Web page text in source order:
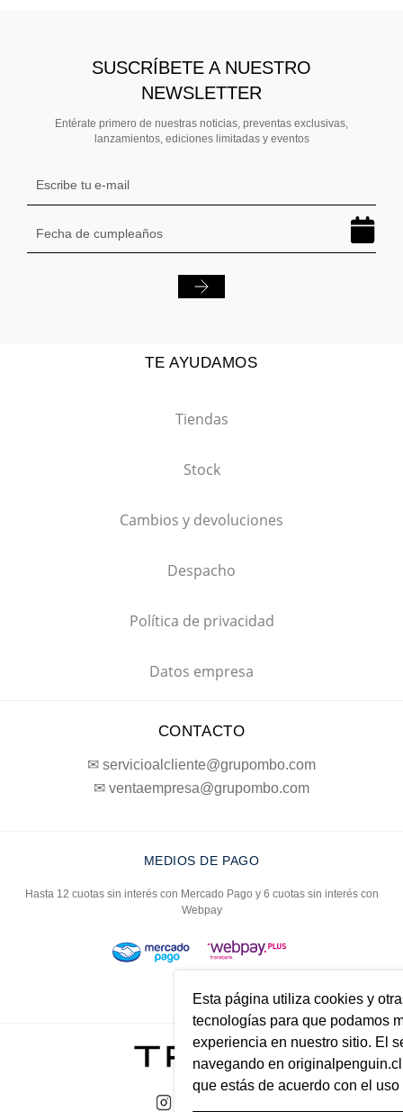
SUSCRÍBETE A NUESTRO
NEWSLETTER
Entérate primero de nuestras noticias, preventas exclusivas,
lanzamientos, ediciones limitadas y eventos
TE AYUDAMOS
Tiendas
Stock
Cambios y devoluciones
Despacho
Política de privacidad
Datos empresa
CONTACTO
✉ servicioalcliente@grupombo.com
✉ ventaempresa@grupombo.com
MEDIOS DE PAGO
Hasta 12 cuotas sin interés con Mercado Pago y 6 cuotas sin interés con
Webpay
Esta página utiliza cookies y
tecnologías para que podamos
experiencia en nuestro sitio. El
navegando en
que estás de acuerdo con el